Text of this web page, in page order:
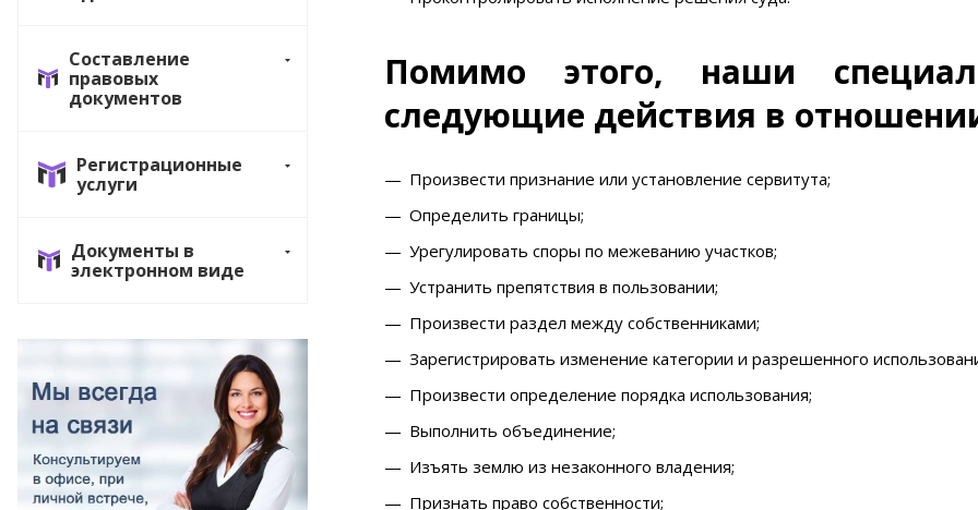
Составление
правовых
документов
Регистрационные
услуги
Документы в
электронном виде
Помимо этого, наши
следующие действия в
Произвести признание или установление сервитута;
Определить границы;
Урегулировать споры по межеванию участков;
Устранить препятствия в пользовании;
Произвести раздел между собственниками;
Зарегистрировать изменение категории и разрешенного
Произвести определение порядка использования;
Выполнить объединение;
Изъять землю из незаконного владения;
Признать право собственности;